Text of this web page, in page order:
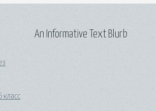
класс
An Informative Text Blurb